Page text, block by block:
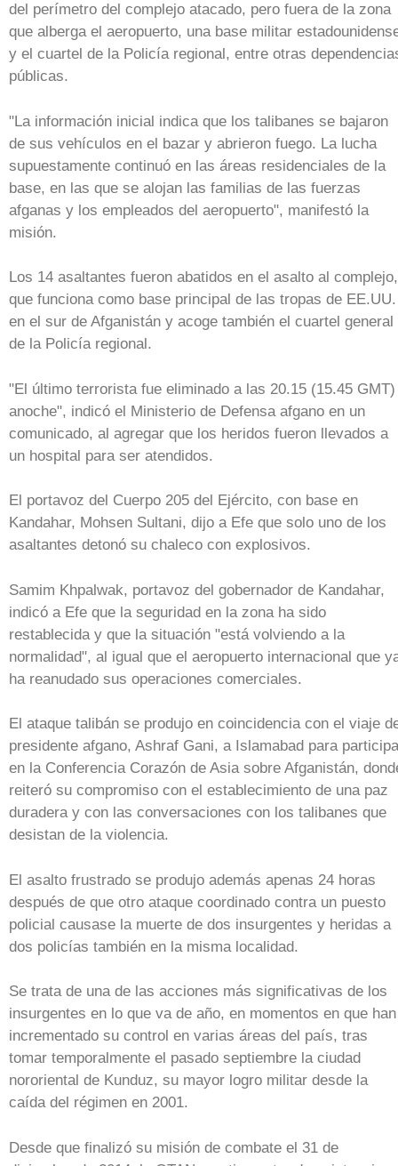
del perímetro del complejo atacado, pero fuera de la zona
que alberga el aeropuerto, una base militar
y el cuartel de la Policía regional, entre otras
públicas.
"La información inicial indica que los talibanes se bajaron
de sus vehículos en el bazar y abrieron fuego. La lucha
supuestamente continuó en las áreas residenciales de la
base, en las que se alojan las familias de las fuerzas
afganas y los empleados del aeropuerto", manifestó la
misión.
Los 14 asaltantes fueron abatidos en el asalto al complejo,
que funciona como base principal de las tropas de EE.UU.
en el sur de Afganistán y acoge también el cuartel general
de la Policía regional.
"El último terrorista fue eliminado a las 20.15 (15.45 GMT)
anoche", indicó el Ministerio de Defensa afgano en un
comunicado, al agregar que los heridos fueron llevados a
un hospital para ser atendidos.
El portavoz del Cuerpo 205 del Ejército, con base en
Kandahar, Mohsen Sultani, dijo a Efe que solo uno de los
asaltantes detonó su chaleco con explosivos.
Samim Khpalwak, portavoz del gobernador de Kandahar,
indicó a Efe que la seguridad en la zona ha sido
restablecida y que la situación "está volviendo a la
normalidad", al igual que el aeropuerto internacional que
ha reanudado sus operaciones comerciales.
El ataque talibán se produjo en coincidencia con el viaje
presidente afgano, Ashraf Gani, a Islamabad para
en la Conferencia Corazón de Asia sobre Afganistán,
reiteró su compromiso con el establecimiento de una paz
duradera y con las conversaciones con los talibanes que
desistan de la violencia.
El asalto frustrado se produjo además apenas 24 horas
después de que otro ataque coordinado contra un puesto
policial causase la muerte de dos insurgentes y heridas a
dos policías también en la misma localidad.
Se trata de una de las acciones más significativas de los
insurgentes en lo que va de año, en momentos en que han
incrementado su control en varias áreas del país, tras
tomar temporalmente el pasado septiembre la ciudad
nororiental de Kunduz, su mayor logro militar desde la
caída del régimen en 2001.
Desde que finalizó su misión de combate el 31 de